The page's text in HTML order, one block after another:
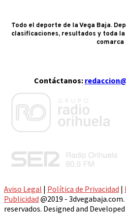
Todo el deporte de la Vega Baja.
clasificaciones, resultados y toda
comarca
Contáctanos:
Aviso Legal | Política de Privacidad |
Publicidad @2019 -
reservados. Designed and